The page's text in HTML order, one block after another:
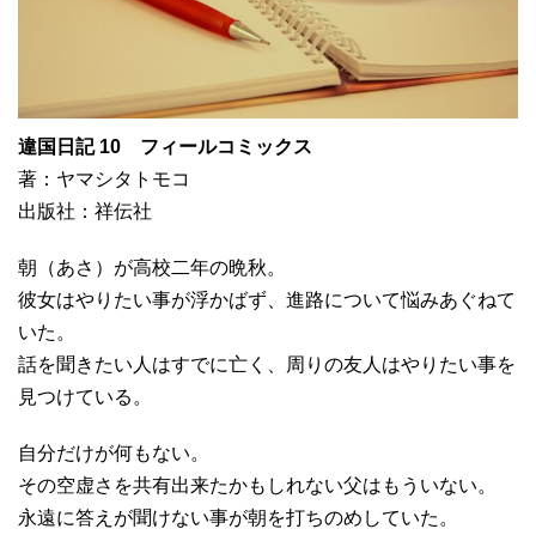
違国日記 10 フィールコミックス
著：ヤマシタトモコ
出版社：祥伝社
朝（あさ）が高校二年の晩秋。
彼女はやりたい事が浮かばず、進路について悩みあぐねて
いた。
話を聞きたい人はすでに亡く、周りの友人はやりたい事を
見つけている。
自分だけが何もない。
その空虚さを共有出来たかもしれない父はもういない。
永遠に答えが聞けない事が朝を打ちのめしていた。